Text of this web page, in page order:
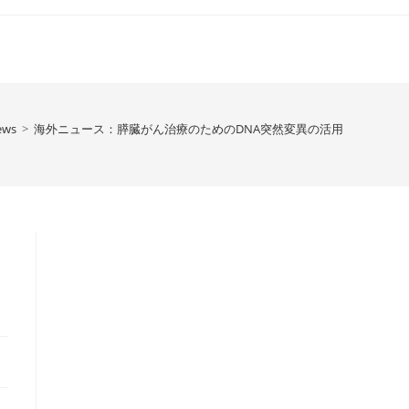
> 海外ニュース：膵臓がん治療のためのDNA突然変異の活用